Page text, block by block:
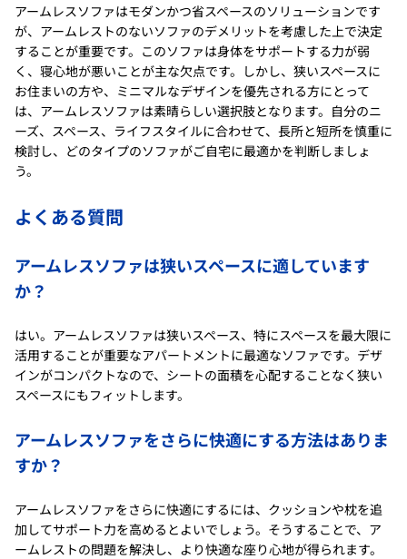
アームレスソファはモダンかつ省スペースのソリューションです
が、アームレストのないソファのデメリットを考慮した上で決定
することが重要です。このソファは身体をサポートする力が弱
く、寝心地が悪いことが主な欠点です。しかし、狭いスペースに
お住まいの方や、ミニマルなデザインを優先される方にとって
は、アームレスソファは素晴らしい選択肢となります。自分のニ
ーズ、スペース、ライフスタイルに合わせて、長所と短所を慎重に
検討し、どのタイプのソファがご自宅に最適かを判断しましょ
う。
よくある質問
アームレスソファは狭いスペースに適しています
か？
はい。アームレスソファは狭いスペース、特にスペースを最大限に
活用することが重要なアパートメントに最適なソファです。デザ
インがコンパクトなので、シートの面積を心配することなく狭い
スペースにもフィットします。
アームレスソファをさらに快適にする方法はありま
すか？
アームレスソファをさらに快適にするには、クッションや枕を追
加してサポート力を高めるとよいでしょう。そうすることで、ア
ームレストの問題を解決し、より快適な座り心地が得られます。